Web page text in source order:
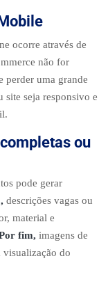
ocorre através de
não for
perder uma grande
site seja responsivo e
ou
pode gerar
descrições vagas ou
material e
fim, imagens de
visualização do